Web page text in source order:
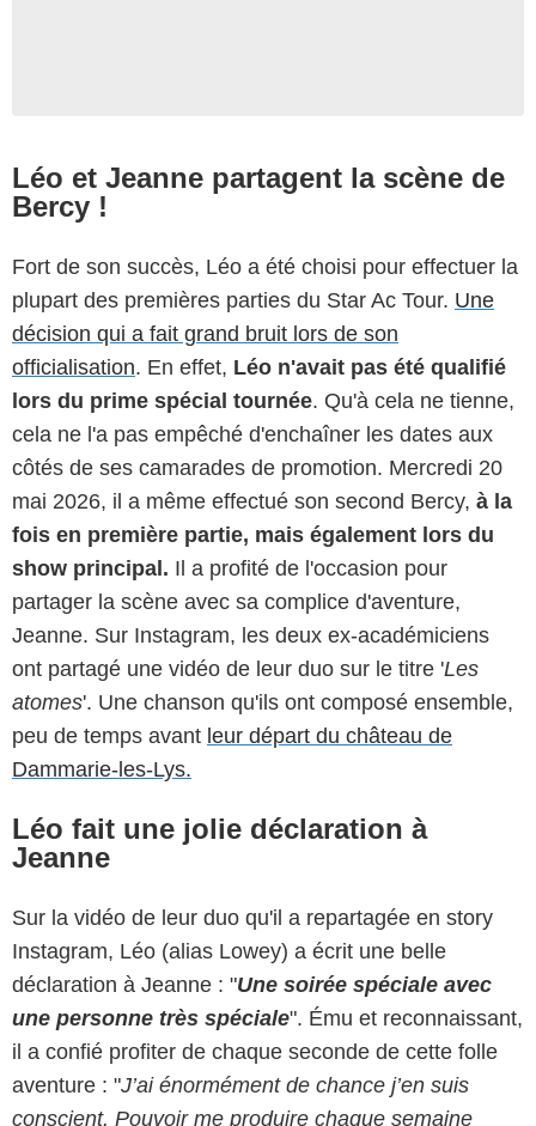
Léo et Jeanne partagent la scène de
Bercy !
Fort de son succès, Léo a été choisi pour effectuer la
plupart des premières parties du Star Ac Tour. Une
décision qui a fait grand bruit lors de son
officialisation. En effet, Léo n'avait pas été qualifié
lors du prime spécial tournée. Qu'à cela ne tienne,
cela ne l'a pas empêché d'enchaîner les dates aux
côtés de ses camarades de promotion. Mercredi 20
mai 2026, il a même effectué son second Bercy, à la
fois en première partie, mais également lors du
show principal. Il a profité de l'occasion pour
partager la scène avec sa complice d'aventure,
Jeanne. Sur Instagram, les deux ex-académiciens
ont partagé une vidéo de leur duo sur le titre 'Les
atomes'. Une chanson qu'ils ont composé ensemble,
peu de temps avant leur départ du château de
Dammarie-les-Lys.
Léo fait une jolie déclaration à
Jeanne
Sur la vidéo de leur duo qu'il a repartagée en story
Instagram, Léo (alias Lowey) a écrit une belle
déclaration à Jeanne : "Une soirée spéciale avec
une personne très spéciale". Ému et reconnaissant,
il a confié profiter de chaque seconde de cette folle
aventure : "J’ai énormément de chance j’en suis
conscient. Pouvoir me produire chaque semaine